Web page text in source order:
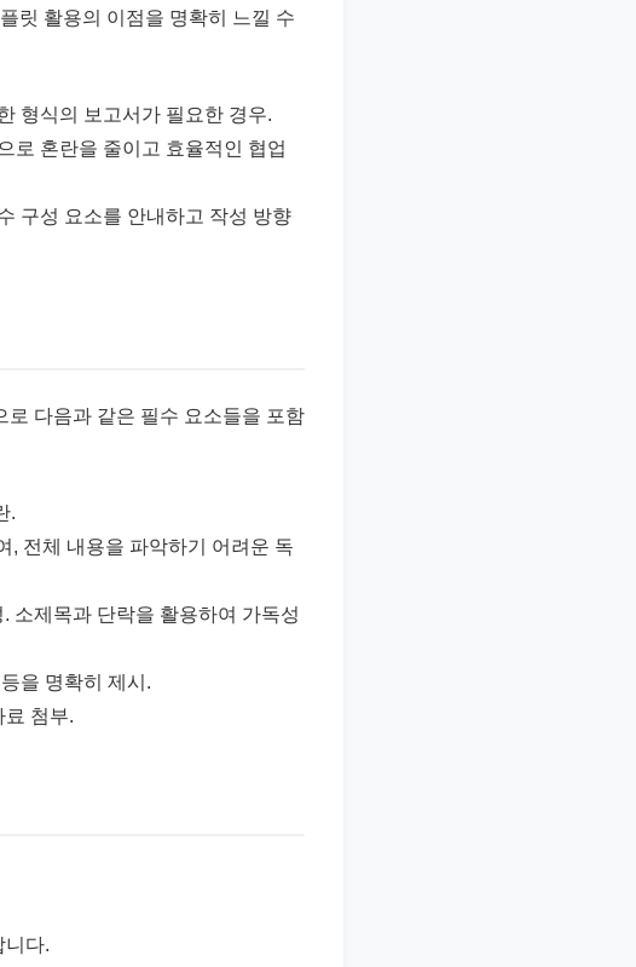
릿 활용의 이점을 명확히 느낄 수
형식의 보고서가 필요한 경우.
로 혼란을 줄이고 효율적인 협업
구성 요소를 안내하고 작성 방향
다음과 같은 필수 요소들을 포함
.
, 전체 내용을 파악하기 어려운 독
소제목과 단락을 활용하여 가독성
을 명확히 제시.
료 첨부.
니다.